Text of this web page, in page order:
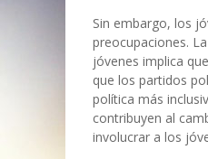
Sin embargo, los
preocupaciones.
jóvenes implica
que los partidos
política más
contribuyen al
involucrar a los